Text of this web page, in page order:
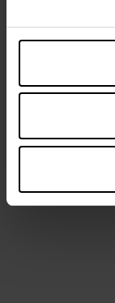
ULTRA
Honing Goud
€ 3,49 In